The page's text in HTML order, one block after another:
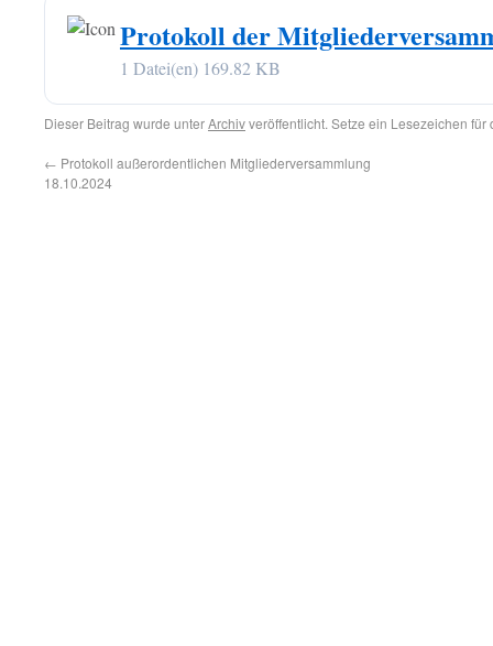
Protokoll der
1 Datei(en) 169.82 KB
Dieser Beitrag wurde unterArchivveröffentlicht. Setze ein Lesezeichen für
← Protokoll außerordentlichen Mitgliederversammlung
18.10.2024